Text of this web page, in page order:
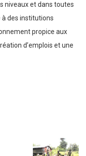
niveaux et dans toutes
à des institutions
propice aux
d’emplois et une